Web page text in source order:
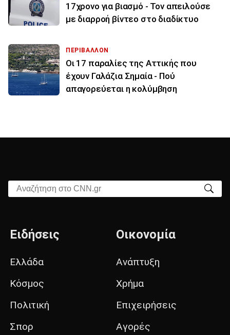
17χρονο για βιασμό - Τον απειλούσε
με διαρροή βίντεο στο διαδίκτυο
ΠΕΡΙΒΑΛΛΟΝ
Οι 17 παραλίες της Αττικής που
έχουν Γαλάζια Σημαία - Πού
απαγορεύεται η κολύμβηση
Αναζήτηση στο CNN.gr
Ειδήσεις
Ελλάδα
Κόσμος
Πολιτική
Σπορ
Οικονομία
Ανάπτυξη
Χρήμα
Επιχειρήσεις
Αγορές